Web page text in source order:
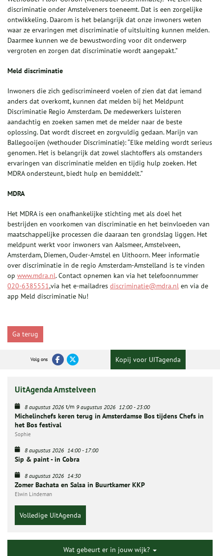
discriminatie onder Amstelveners toeneemt. Dat is een zorgelijke
ontwikkeling. Daarom is het belangrijk dat onze inwoners weten
waar ze ervaringen met discriminatie of uitsluiting kunnen melden.
Daarmee kunnen we de bewustwording voor dit onderwerp
vergroten en zorgen dat discriminatie wordt aangepakt.”
Meld discriminatie
Inwoners die zich gediscrimineerd voelen of zien dat dat iemand
anders dat overkomt, kunnen dat melden bij het Meldpunt
Discriminatie Regio Amsterdam. De medewerkers luisteren
aandachtig en zoeken samen met de melder naar de beste
oplossing. Dat wordt discreet en zorgvuldig gedaan. Marijn van
Ballegooijen (wethouder Discriminatie): “Elke melding wordt serieus
genomen. Het is belangrijk dat zowel slachtoffers als omstanders
ervaringen van discriminatie melden en tijdig hulp zoeken. Het
MDRA ondersteunt, biedt hulp en bemiddelt.”
MDRA
Het MDRA is een onafhankelijke stichting met als doel het
bestrijden en voorkomen van discriminatie en het beïnvloeden van
maatschappelijke processen die daaraan ten grondslag liggen. Het
meldpunt werkt voor inwoners van Aalsmeer, Amstelveen,
Amsterdam, Diemen, Ouder-Amstel en Uithoorn. Meer informatie
over discriminatie in de regio Amsterdam-Amstelland is te vinden
op www.mdra.nl. Contact opnemen kan via het telefoonnummer
020-6385551,via het e-mailadres discriminatie@mdra.nl en via de
app Meld discriminatie Nu!
Ga terug
Volg ons Kopij voor UITagenda
UitAgenda Amstelveen
8 augustus 2026 t/m 9 augustus 2026 12:00-23:00
Michelinchefs keren terug in Amsterdamse Bos tijdens Chefs in
het Bos festival
Sophie
8 augustus 2026 14:00-17:00
Sip & paint - in Cobra
8 augustus 2026 14:30
Zomer Bachata en Salsa in Buurtkamer KKP
Elwin Lindeman
Volledige UitAgenda
Wat gebeurt er in jouw wijk?